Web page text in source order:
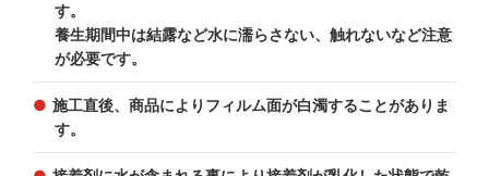
す。
養生期間中は結露など水に濡らさない、触れないなど注意
が必要です。
施工直後、商品によりフィルム面が白濁することがありま
す。